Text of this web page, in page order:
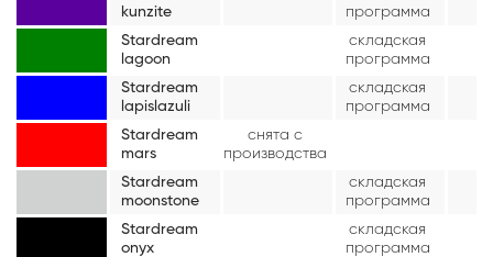
kunzite
программа
Stardream
lagoon
складская
программа
Stardream
lapislazuli
складская
программа
Stardream
mars
снята с
производства
Stardream
moonstone
складская
программа
Stardream
onyx
складская
программа